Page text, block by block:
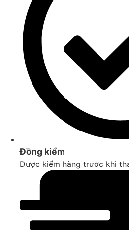
Đồng kiểm
Được kiểm hàng trước khi